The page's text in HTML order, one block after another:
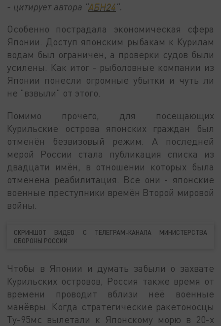
- цитирует автора "АБН24".
Особенно пострадала экономическая сфера
Японии. Доступ японским рыбакам к Курилам
водам был ограничен, а проверки судов были
усилены. Как итог - рыболовные компании из
Японии понесли огромные убытки и чуть ли
не "взвыли" от этого.
Помимо прочего, для посещающих
Курильские острова японских граждан был
отменён безвизовый режим. А последней
мерой России стала публикация списка из
двадцати имён, в отношении которых была
отменена реабилитация. Все они - японские
военные преступники времён Второй мировой
войны.
СКРИНШОТ ВИДЕО С ТЕЛЕГРАМ-КАНАЛА МИНИСТЕРСТВА
ОБОРОНЫ РОССИИ
Чтобы в Японии и думать забыли о захвате
Курильских островов, Россия также время от
времени проводит вблизи неё военные
манёвры. Когда стратегические ракетоносцы
Ту-95мс вылетали к Японскому морю в 20-х